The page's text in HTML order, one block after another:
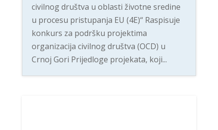
civilnog društva u oblasti životne sredine
u procesu pristupanja EU (4E)“ Raspisuje
konkurs za podršku projektima
organizacija civilnog društva (OCD) u
Crnoj Gori Prijedloge projekata, koji...